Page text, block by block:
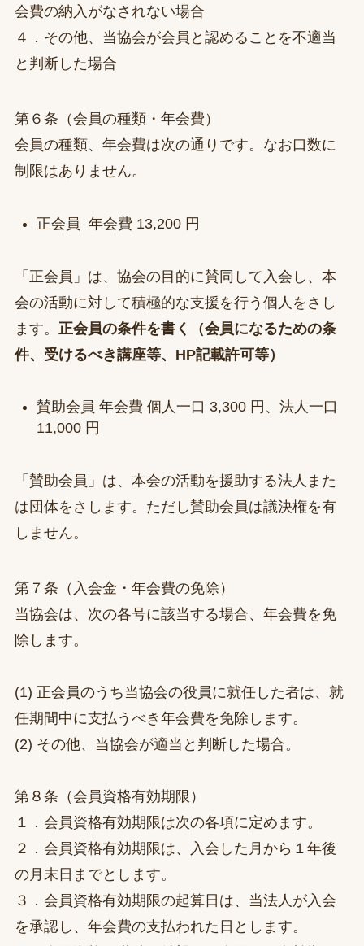
会費の納入がなされない場合
４．その他、当協会が会員と認めることを不適当
と判断した場合
第６条（会員の種類・年会費）
会員の種類、年会費は次の通りです。なお口数に
制限はありません。
正会員 年会費 13,200 円
「正会員」は、協会の目的に賛同して入会し、本
会の活動に対して積極的な支援を行う個人をさし
ます。 正会員の条件を書く（会員になるための条
件、受けるべき講座等、HP記載許可等）
賛助会員 年会費 個人一口 3,300 円、法人一口
11,000 円
「賛助会員」は、本会の活動を援助する法人また
は団体をさします。ただし賛助会員は議決権を有
しません。
第７条（入会金・年会費の免除）
当協会は、次の各号に該当する場合、年会費を免
除します。
(1) 正会員のうち当協会の役員に就任した者は、就
任期間中に支払うべき年会費を免除します。
(2) その他、当協会が適当と判断した場合。
第８条（会員資格有効期限）
１．会員資格有効期限は次の各項に定めます。
２．会員資格有効期限は、入会した月から１年後
の月末日までとします。
３．会員資格有効期限の起算日は、当法人が入会
を承認し、年会費の支払われた日とします。